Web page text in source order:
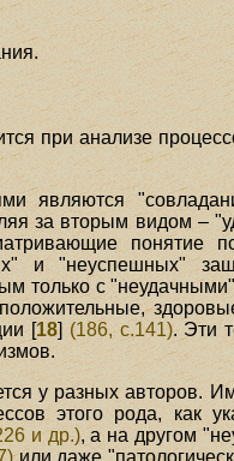
при анализе
являются
за вторым видом –
понятие
и "неуспешных"
только с
[18] (186, с.141). Эти
у разных
этого рода, как
и др.), а на другом